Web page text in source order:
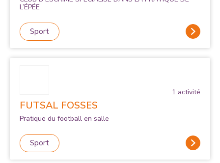
L’ÉPÉE
Sport
1 activité
FUTSAL FOSSES
Pratique du football en salle
Sport